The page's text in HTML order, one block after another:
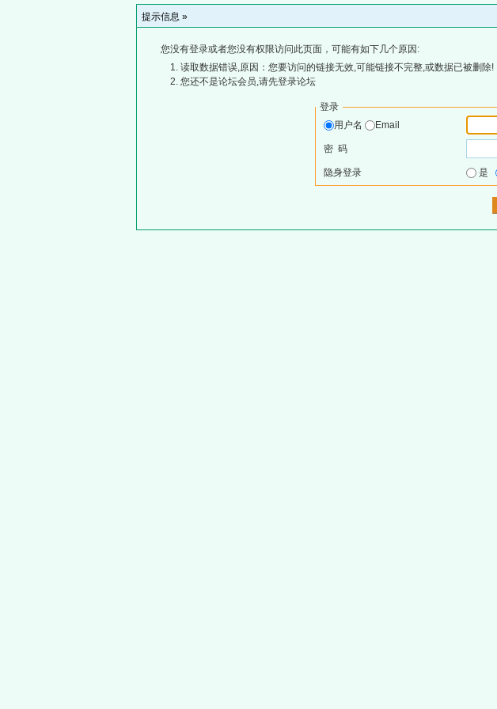
提示信息 »
您没有登录或者您没有权限访问此页面，可能有如下几个原因:
读取数据错误,原因：您要访问的链接无效,可能链接不完整,或数据已被删除!
您还不是论坛会员,请先登录论坛
登录
用户名
Email
密 码
隐身登录 是